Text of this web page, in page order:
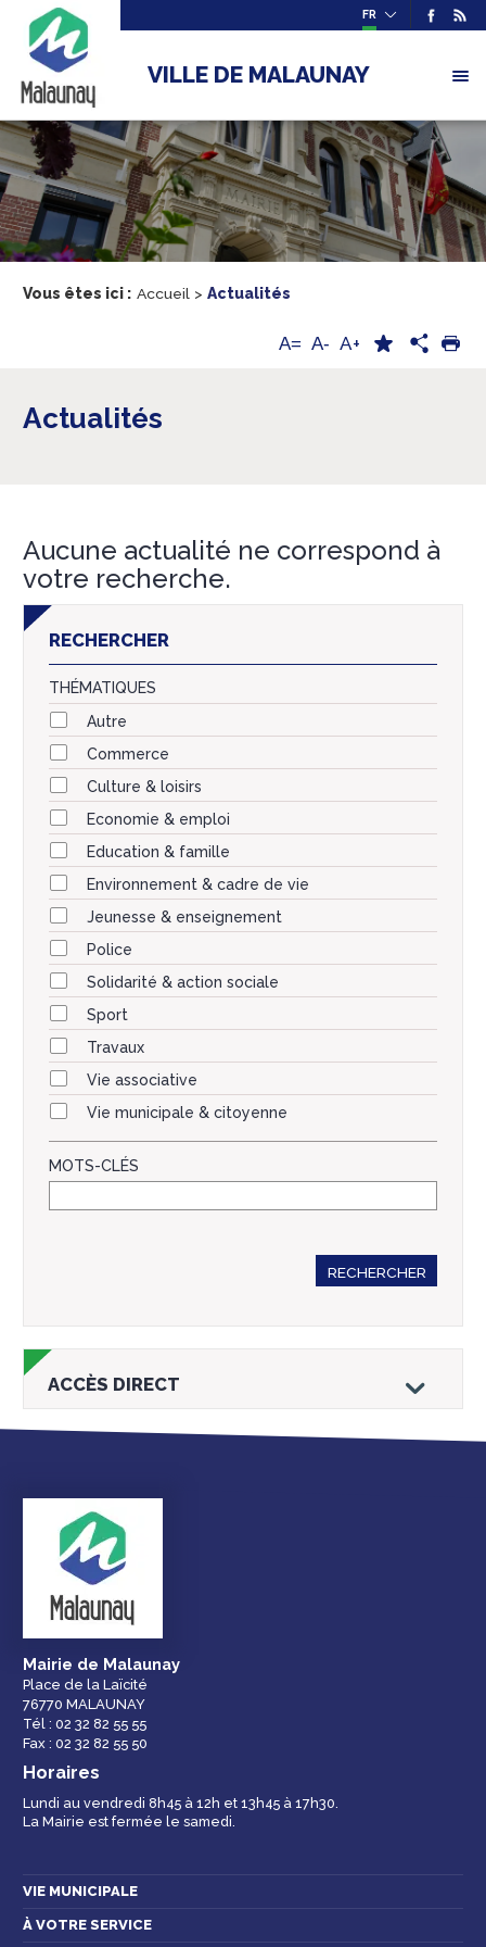
FR
VILLE DE MALAUNAY
Vous êtes ici : Accueil > Actualités
A= A- A+
Actualités
Aucune actualité ne correspond à
votre recherche.
RECHERCHER
THÉMATIQUES
Autre
Commerce
Culture & loisirs
Economie & emploi
Education & famille
Environnement & cadre de vie
Jeunesse & enseignement
Police
Solidarité & action sociale
Sport
Travaux
Vie associative
Vie municipale & citoyenne
MOTS-CLÉS
RECHERCHER
ACCÈS DIRECT
Droits et
démarches
Espace famille
Mairie de Malaunay
Place de la Laïcité
76770 MALAUNAY
Tél : 02 32 82 55 55
Fax : 02 32 82 55 50
Horaires
Lundi au vendredi 8h45 à 12h et 13h45 à 17h30.
La Mairie est fermée le samedi.
VIE MUNICIPALE
À VOTRE SERVICE